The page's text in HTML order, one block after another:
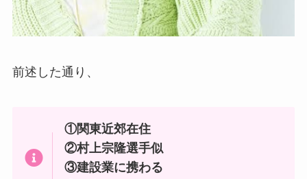
前述した通り、
①関東近郊在住
②村上宗隆選手似
③建設業に携わる